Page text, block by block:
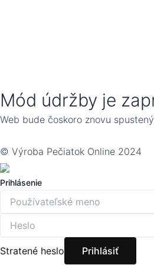
Mód údržby je
Web bude čoskoro znovu
© Výroba Pečiatok Online 2024
Prihlásenie
Stratené heslo